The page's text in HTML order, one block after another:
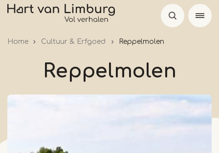
Overslaan
Home Cultuur & Erfgoed Reppelmolen
Reppelmolen